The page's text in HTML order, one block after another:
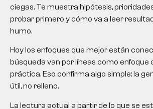
ciegas. Te muestra hipótesis,
probar primero y cómo va a leer
humo.
Hoy los enfoques que mejor están
búsqueda van por líneas como enfoque
práctica. Eso confirma algo simple: la
útil, no relleno.
La lectura actual a partir de lo que se